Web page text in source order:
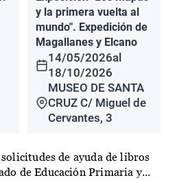
y la primera vuelta al
mundo". Expedición de
Magallanes y Elcano
14/05/2026al
18/10/2026
MUSEO DE SANTA
CRUZ C/ Miguel de
Cervantes, 3
de ayuda de libros
de Educación Primaria y...